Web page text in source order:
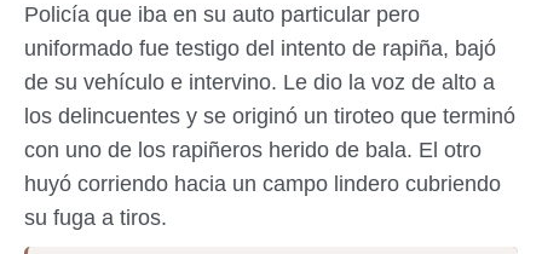
Policía que iba en su auto particular pero
uniformado fue testigo del intento de rapiña, bajó
de su vehículo e intervino. Le dio la voz de alto a
los delincuentes y se originó un tiroteo que terminó
con uno de los rapiñeros herido de bala. El otro
huyó corriendo hacia un campo lindero cubriendo
su fuga a tiros.